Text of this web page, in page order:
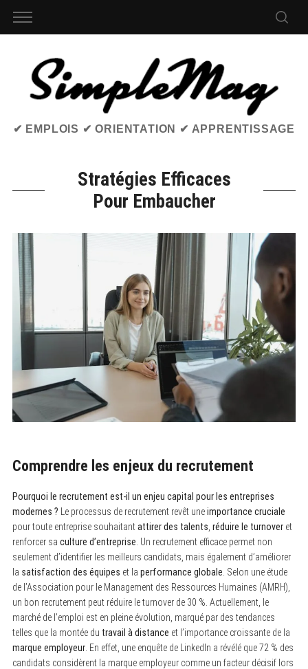
✔ EMPLOIS ✔ ORIENTATION ✔ APPRENTISSAGE
Stratégies Efficaces
Pour Embaucher
Comprendre les enjeux du recrutement
Pourquoi le recrutement est-il un enjeu capital pour les entreprises
modernes ? Le processus de recrutement revêt uneimportance cruciale
pour toute entreprise souhaitantattirer des talents réduire le turnoveret
renforcer sa culture d’entreprise . Un recrutement efficace permet non
seulement d’identifier les meilleurs candidats, mais également d’améliorer
la satisfaction des équipes et la performance globale . Selon une étude
de l’Association pour le Management des Ressources Humaines (AMRH),
un bon recrutement peut réduire le turnover de 30 %. Actuellement, le
marché de l’emploi est en pleine évolution, marqué par des tendances
telles que la montée du travail à distance et l’importance croissante de la
marque employeur. En effet, une enquête de LinkedIn a révélé que 72 % des
candidats considèrent la marque employeur comme un facteur décisif lors